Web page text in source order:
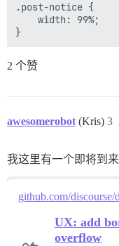
.post-notice {
    width: 99%;
2 个赞
awesomerobot (Kris) 3
我这里有一个即将到来
github.com/discourse/
UX: add
overflow